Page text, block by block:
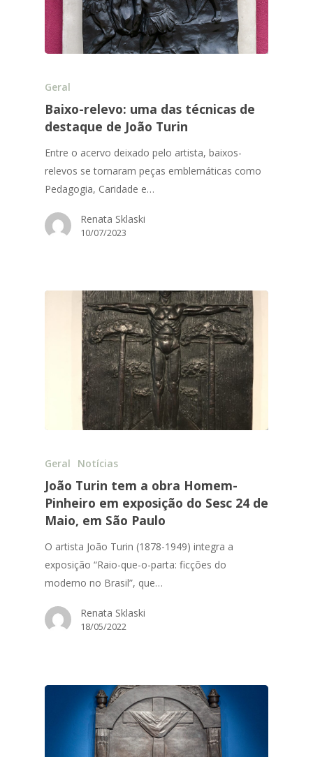
Geral
Baixo-relevo: uma das técnicas de
destaque de João Turin
Entre o acervo deixado pelo artista, baixos-
relevos se tornaram peças emblemáticas como
Pedagogia, Caridade e…
Renata Sklaski
10/07/2023
Geral Notícias
João Turin tem a obra Homem-
Pinheiro em exposição do Sesc 24 de
Maio, em São Paulo
O artista João Turin (1878-1949) integra a
exposição “Raio-que-o-parta: ficções do
moderno no Brasil”, que…
Renata Sklaski
18/05/2022